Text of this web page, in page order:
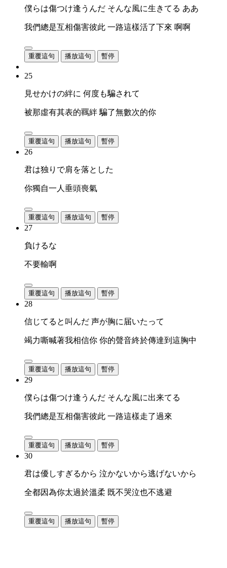
僕らは傷つけ逢うんだ そんな風に生きてる ああ
我們總是互相傷害彼此 一路這樣活了下來 啊啊
重覆這句 播放這句 暫停
25
見せかけの絆に 何度も騙されて
被那虛有其表的羈絆 騙了無數次的你
重覆這句 播放這句 暫停
26
君は独りで肩を落とした
你獨自一人垂頭喪氣
重覆這句 播放這句 暫停
27
負けるな
不要輸啊
重覆這句 播放這句 暫停
28
信じてると叫んだ 声が胸に届いたって
竭力嘶喊著我相信你 你的聲音終於傳達到這胸中
重覆這句 播放這句 暫停
29
僕らは傷つけ逢うんだ そんな風に出来てる
我們總是互相傷害彼此 一路這樣走了過來
重覆這句 播放這句 暫停
30
君は優しすぎるから 泣かないから逃げないから
全都因為你太過於溫柔 既不哭泣也不逃避
重覆這句 播放這句 暫停